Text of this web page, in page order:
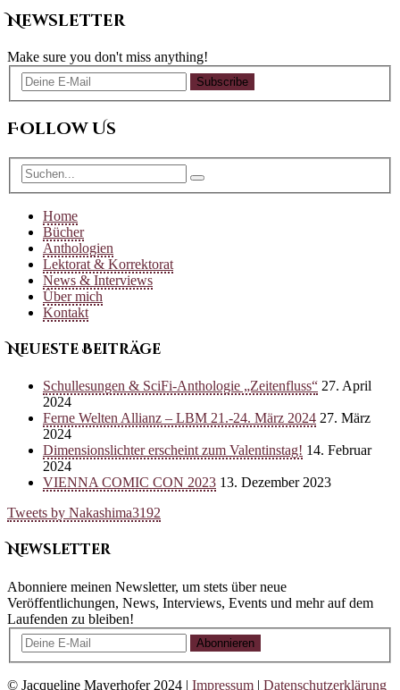
Newsletter
Make sure you don't miss anything!
Subscribe
Follow Us
Home
Bücher
Anthologien
Lektorat & Korrektorat
News & Interviews
Über mich
Kontakt
Neueste Beiträge
Schullesungen & SciFi-Anthologie „Zeitenfluss“ 27. April
2024
Ferne Welten Allianz – LBM 21.-24. März 2024 27. März
2024
Dimensionslichter erscheint zum Valentinstag! 14. Februar
2024
VIENNA COMIC CON 2023 13. Dezember 2023
Tweets by Nakashima3192
Newsletter
Abonniere meinen Newsletter, um stets über neue
Veröffentlichungen, News, Interviews, Events und mehr auf dem
Laufenden zu bleiben!
Abonnieren
© Jacqueline Mayerhofer 2024 | Impressum | Datenschutzerklärung